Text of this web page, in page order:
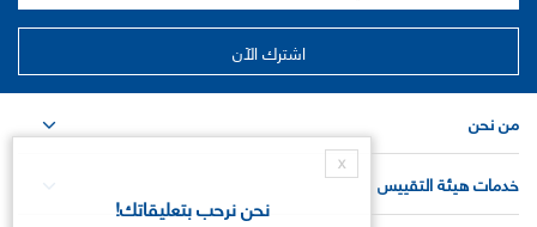
من نحن
خدمات هيئة التقييس
X
نحن نرحب بتعليقاتك!